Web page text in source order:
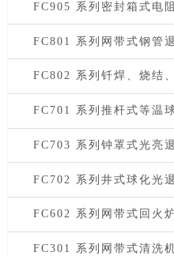
FC905 系列密封箱式电
FC801 系列网带式钢管
FC802 系列钎焊、烧结
FC701 系列推杆式等温
FC703 系列钟罩式光亮
FC702 系列井式球化光
FC602 系列网带式回火炉
FC301 系列网带式清洗